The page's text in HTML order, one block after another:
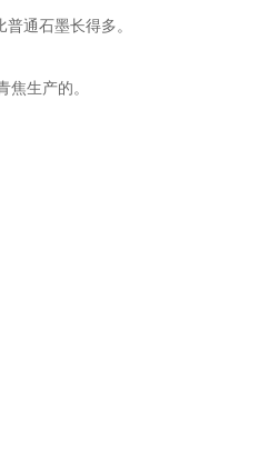
通石墨长得多。
生产的。